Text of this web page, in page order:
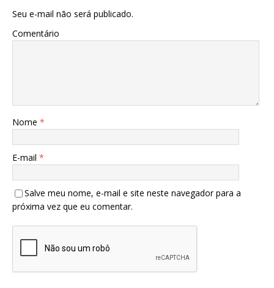
Seu e-mail não será publicado.
Comentário
Nome *
E-mail *
Salve meu nome, e-mail e site neste navegador para a
próxima vez que eu comentar.